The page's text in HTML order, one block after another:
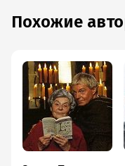
Похожие